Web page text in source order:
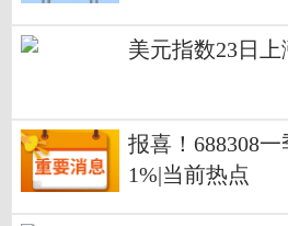
美元指数23日上
报喜！688308
1%|当前热点